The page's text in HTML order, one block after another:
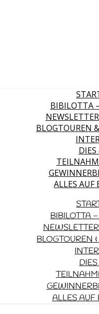
BIBILOTTA
BLOGTOUREN
DIES
ALLES AUF
BIBILOTTA
BLOGTOUREN
DIES
ALLES AUF